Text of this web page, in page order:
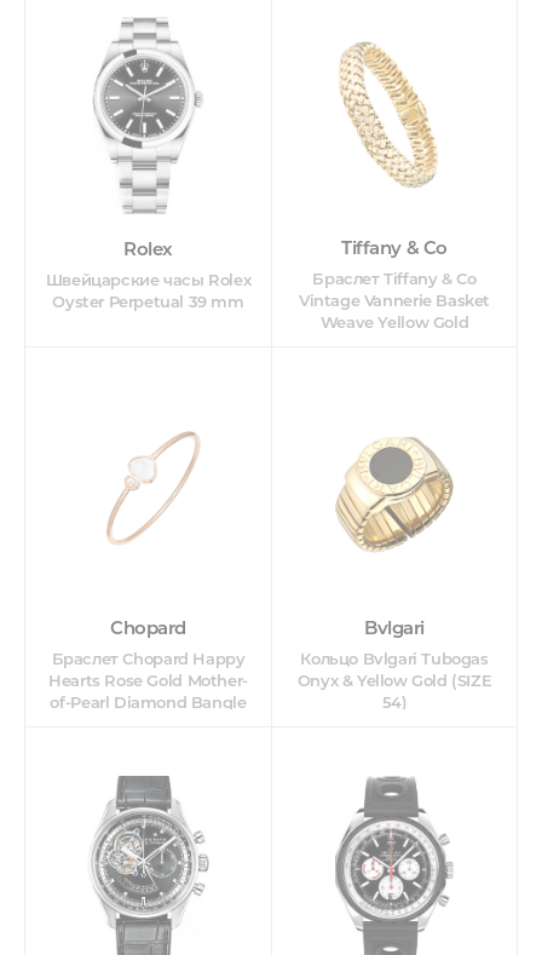
Rolex
Швейцарские часы Rolex
Oyster Perpetual 39 mm
Tiffany & Co
Браслет Tiffany & Co
Vintage Vannerie Basket
Weave Yellow Gold
Chopard
Браслет Chopard Happy
Hearts Rose Gold Mother-
of-Pearl Diamond Bangle
Bvlgari
Кольцо Bvlgari Tubogas
Onyx & Yellow Gold (SIZE
54)